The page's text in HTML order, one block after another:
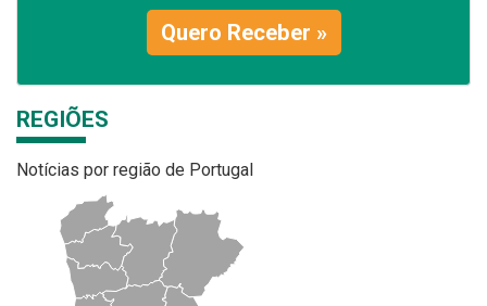
Quero Receber »
REGIÕES
Notícias por região de Portugal